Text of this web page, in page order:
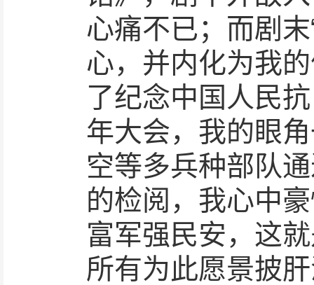
心痛不已；而剧
心，并内化为我
了纪念中国人民
年大会，我的眼
空等多兵种部队
的检阅，我心中
富军强民安，这
所有为此愿景披